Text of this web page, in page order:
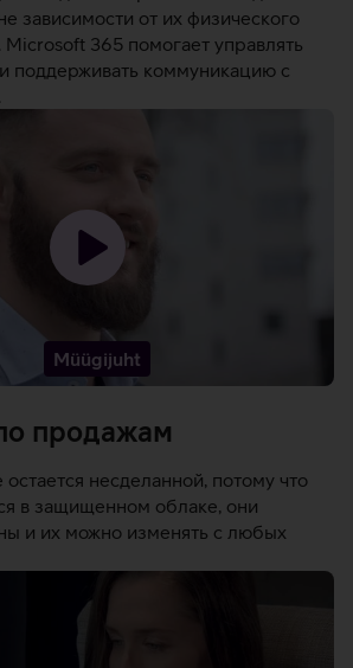
зависимости от их физического
365 помогает управлять
поддерживать коммуникацию с
Загрузить
видео
Müügijuht
продажам
остается несделанной, потому что
в защищенном облаке, они
и их можно изменять с любых